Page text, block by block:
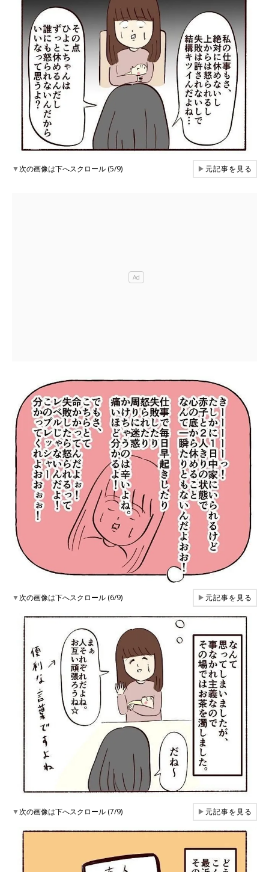
▼次の画像は下へスクロール (5/9) ▶元記事を見る
▼次の画像は下へスクロール (6/9) ▶元記事を見る
▼次の画像は下へスクロール (7/9) ▶元記事を見る